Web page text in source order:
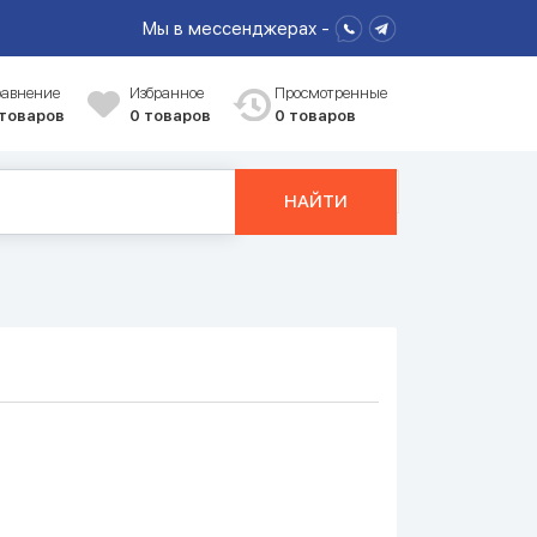
Мы в мессенджерах -
Избранное
0 товаров
Просмотренные
0 товаров
НАЙТИ